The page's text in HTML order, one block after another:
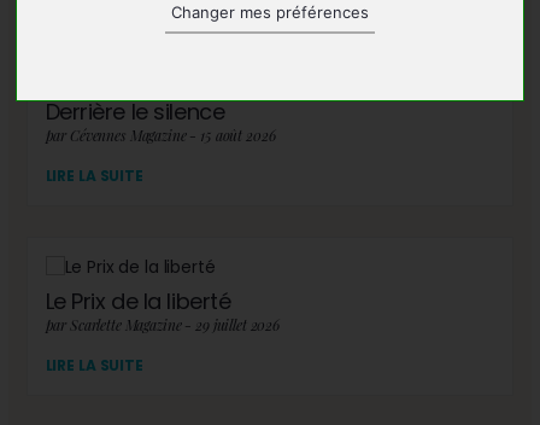
Changer mes préférences
Derrière le silence
par Cévennes Magazine - 15 août 2026
LIRE LA SUITE
Le Prix de la liberté
par Scarlette Magazine - 29 juillet 2026
LIRE LA SUITE